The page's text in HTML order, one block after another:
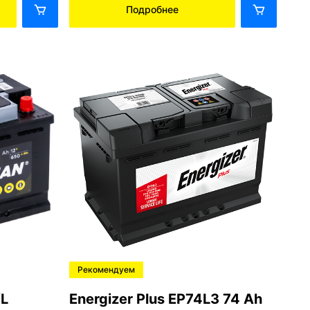
Подробнее
Рекомендуем
Energizer Plus EP74L3 74 Ah